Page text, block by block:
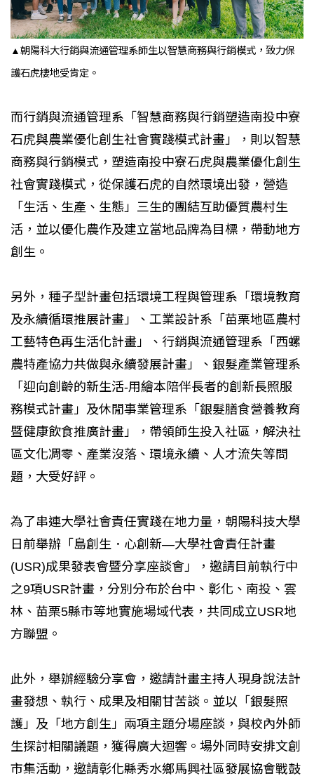
▲朝陽科大行銷與流通管理系師生以智慧商務與行銷模式，致力保
護石虎棲地受肯定。
而行銷與流通管理系「智慧商務與行銷塑造南投中寮
石虎與農業優化創生社會實踐模式計畫」，則以智慧
商務與行銷模式，塑造南投中寮石虎與農業優化創生
社會實踐模式，從保護石虎的自然環境出發，營造
「生活、生產、生態」三生的團結互助優質農村生
活，並以優化農作及建立當地品牌為目標，帶動地方
創生。
另外，種子型計畫包括環境工程與管理系「環境教育
及永續循環推展計畫」、工業設計系「苗栗地區農村
工藝特色再生活化計畫」、行銷與流通管理系「西螺
農特產協力共做與永續發展計畫」、銀髮產業管理系
「迎向創齡的新生活-用繪本陪伴長者的創新長照服
務模式計畫」及休閒事業管理系「銀髮膳食營養教育
暨健康飲食推廣計畫」，帶領師生投入社區，解決社
區文化凋零、產業沒落、環境永續、人才流失等問
題，大受好評。
為了串連大學社會責任實踐在地力量，朝陽科技大學
日前舉辦「島創生．心創新—大學社會責任計畫
(USR)成果發表會暨分享座談會」，邀請目前執行中
之9項USR計畫，分別分布於台中、彰化、南投、雲
林、苗栗5縣市等地實施場域代表，共同成立USR地
方聯盟。
此外，舉辦經驗分享會，邀請計畫主持人現身說法計
畫發想、執行、成果及相關甘苦談。並以「銀髮照
護」及「地方創生」兩項主題分場座談，與校內外師
生探討相關議題，獲得廣大迴響。場外同時安排文創
市集活動，邀請彰化縣秀水鄉馬興社區發展協會戰鼓